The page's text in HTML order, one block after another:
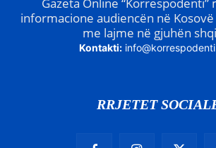
informacione audiencën në
me lajme në gjuhën
Kontakti:
RRJETET